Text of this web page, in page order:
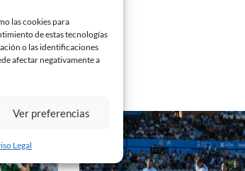
las cookies para
de estas tecnologías
o las identificaciones
afectar negativamente a
Ver preferencias
Legal